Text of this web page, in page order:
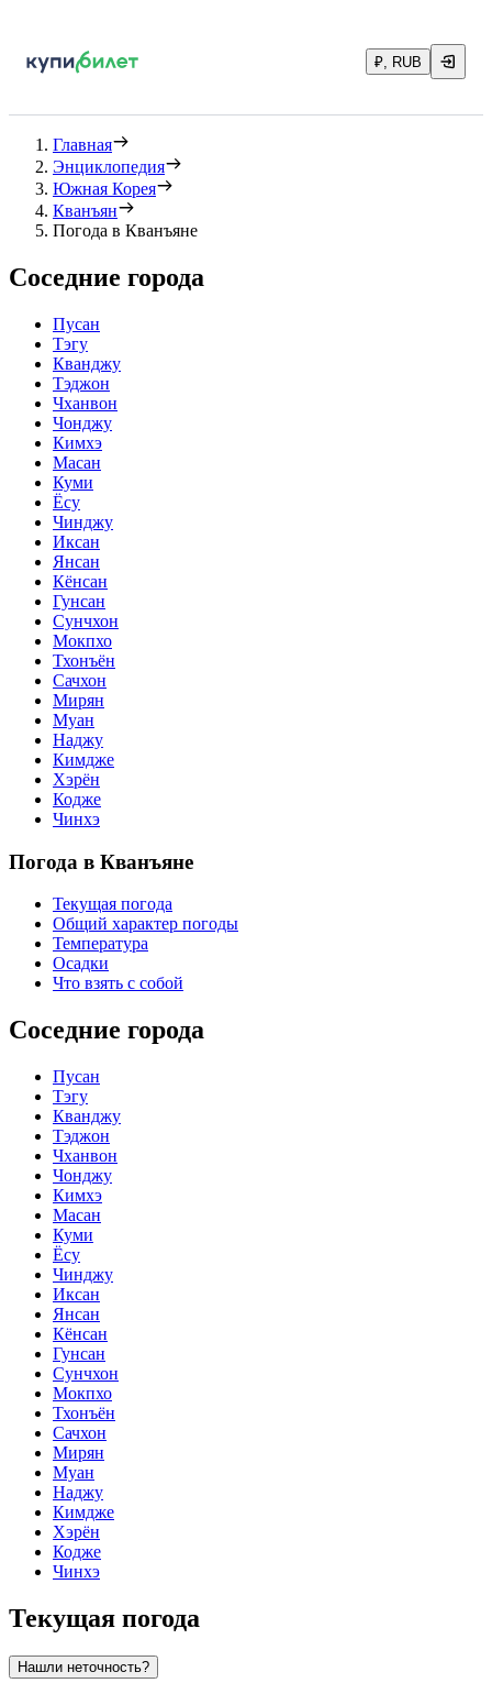
₽, RUB
Главная
Энциклопедия
Южная Корея
Кванъян
Погода в Кванъяне
Соседние города
Пусан
Тэгу
Кванджу
Тэджон
Чханвон
Чонджу
Кимхэ
Масан
Куми
Ёсу
Чинджу
Иксан
Янсан
Кёнсан
Гунсан
Сунчхон
Мокпхо
Тхонъён
Сачхон
Мирян
Муан
Наджу
Кимдже
Хэрён
Кодже
Чинхэ
Погода в Кванъяне
Текущая погода
Общий характер погоды
Температура
Осадки
Что взять с собой
Соседние города
Пусан
Тэгу
Кванджу
Тэджон
Чханвон
Чонджу
Кимхэ
Масан
Куми
Ёсу
Чинджу
Иксан
Янсан
Кёнсан
Гунсан
Сунчхон
Мокпхо
Тхонъён
Сачхон
Мирян
Муан
Наджу
Кимдже
Хэрён
Кодже
Чинхэ
Текущая погода
Нашли неточность?